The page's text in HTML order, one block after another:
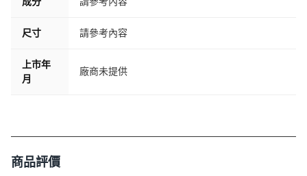
尺寸 請參考內容
上市年
月
廠商未提供
商品評價